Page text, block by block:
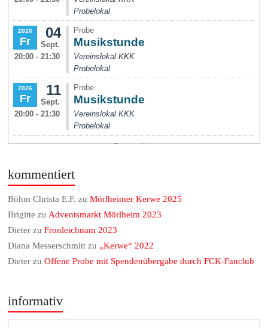
kommentiert
Böhm Christa E.F. zuMörlheimer Kerwe 2025
Brigitte zu Adventsmarkt Mörlheim 2023
Dieter zuFronleichnam 2023
Diana Messerschmitt zu „Kerwe“ 2022
Dieter zuOffene Probe mit Spendenübergabe durch FCK-Fanclub
informativ